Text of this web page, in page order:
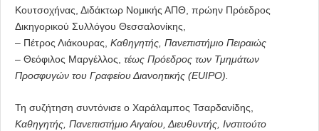
Κουτσοχήνας, Διδάκτωρ Νομικής ΑΠΘ, πρώην Πρόεδρος
Δικηγορικού Συλλόγου Θεσσαλονίκης,
– Πέτρος Λιάκουρας, Καθηγητής, Πανεπιστήμιο Πειραιώς
– Θεόφιλος Μαργέλλος, τέως Πρόεδρος των Τμημάτων
Προσφυγών του Γραφείου Διανοητικής (EUIPO).
Τη συζήτηση συντόνισε ο Χαράλαμπος Τσαρδανίδης,
Καθηγητής, Πανεπιστήμιο Αιγαίου, Διευθυντής, Ινστιτούτο